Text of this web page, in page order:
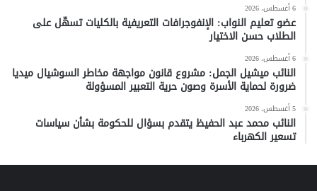
6 أغسطس، 2026
عضو تعليم النواب: الإنفوجرافات التعريفية بالكليات تسهّل على
الطلاب حسن الاختيار
6 أغسطس، 2026
النائب ميشيل الجمل: مشروع قانون مواجهة مخاطر السوشيال ميديا
ضرورة لحماية الأسرة وصون حرية التعبير المسؤولة
5 أغسطس، 2026
النائب محمد عبد الحفيظ يتقدم بسؤال للحكومة بشأن سياسات
تسعير الكهرباء